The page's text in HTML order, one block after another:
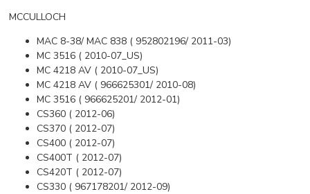
MCCULLOCH
MAC 8-38/ MAC 838 ( 952802196/ 2011-03)
MC 3516 ( 2010-07_US)
MC 4218 AV ( 2010-07_US)
MC 4218 AV ( 966625301/ 2010-08)
MC 3516 ( 966625201/ 2012-01)
CS360 ( 2012-06)
CS370 ( 2012-07)
CS400 ( 2012-07)
CS400T ( 2012-07)
CS420T ( 2012-07)
CS330 ( 967178201/ 2012-09)